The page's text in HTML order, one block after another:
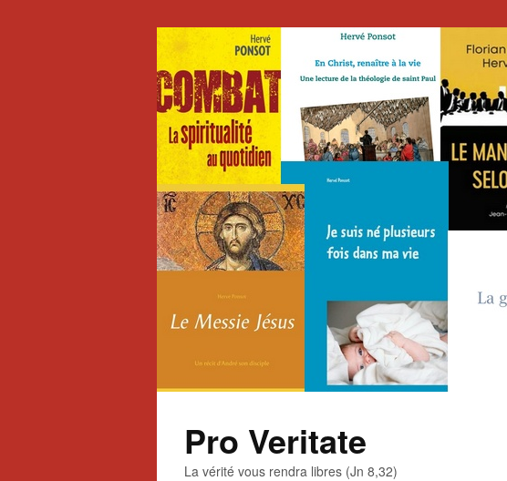
Pro Veritate
La vérité vous rendra libres (Jn 8,32)